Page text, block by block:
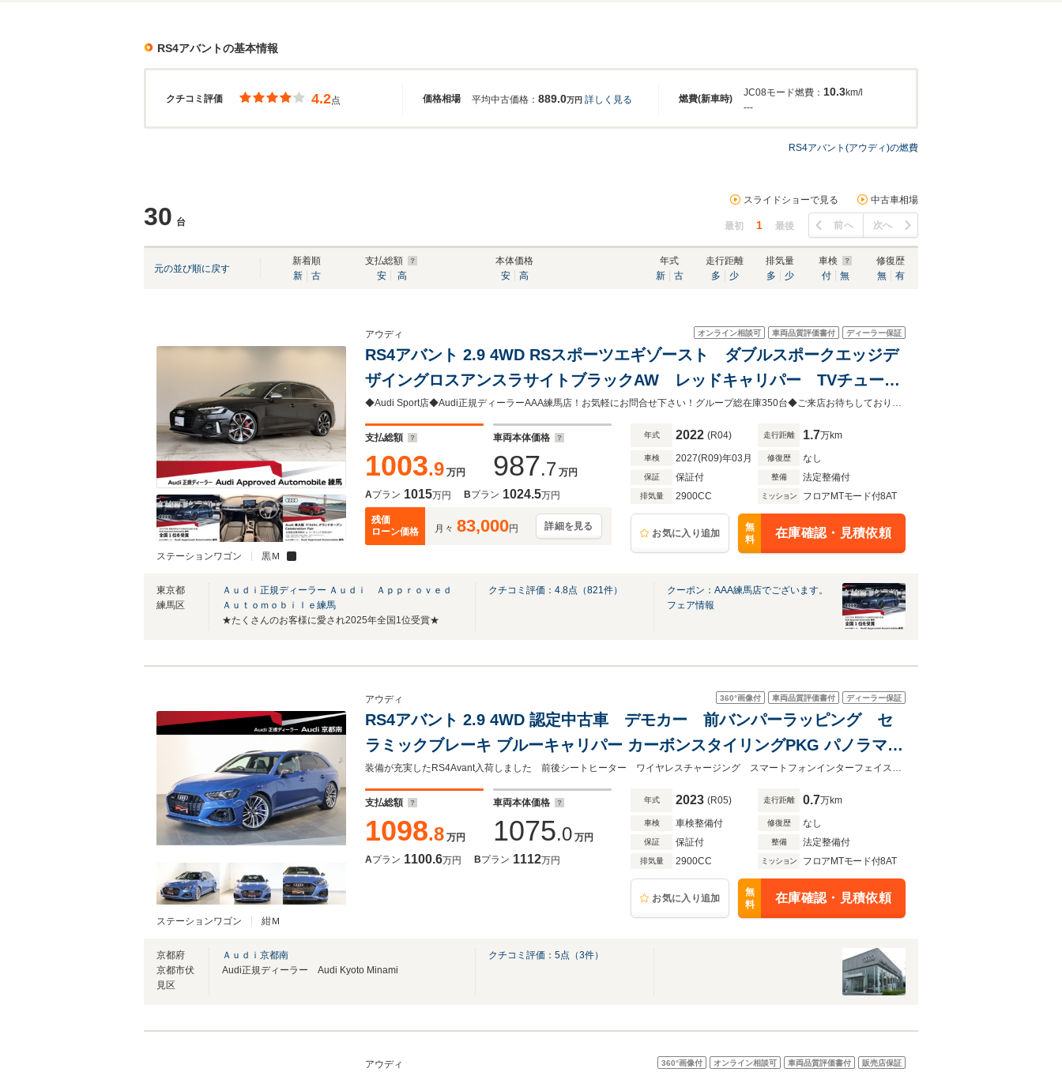
RS4アバントの基本情報
クチコミ評価 価格相場 燃費(新車時)
4.2点 平均中古価格： 889.0万円 詳しく見る
JC08モード燃費： 10.3km/l
---
RS4アバント(アウディ)の燃費
30 台
スライドショーで見る 中古車相場
最初 1 最後 前へ 次へ
元の並び順に戻す
新着順
新
古
支払総額
安
高
本体価格
安
高
年式
新
古
走行距離
多
少
排気量
多
少
車検
付
無
修復歴
無
有
ステーションワゴン 黒Ｍ
オンライン相談可 車両品質評価書付 ディーラー保証
アウディ
RS4アバント 2.9 4WD RSスポーツエギゾースト ダブルスポークエッジデ
ザイングロスアンスラサイトブラックAW レッドキャリパー TVチューナ
ー サラウンドビューカメラ スマートフォンワイヤレスチャージング 認
定中古車
◆Audi Sport店◆Audi正規ディーラーAAA練馬店！お気軽にお問合せ下さい！グループ総在庫350台◆ご来店お待ちしております◆東京都練馬区春日町2-5-22／有楽町線：平和台駅より700m
支払総額
1003.9 万円
車両本体価格
987.7 万円
Aプラン 1015万円 Bプラン 1024.5万円
残価
ローン価格
月々 83,000円 詳細を見る
年式 2022 (R04) 走行距離 1.7万km
車検 2027(R09)年03月 修復歴 なし
保証 保証付 整備 法定整備付
排気量 2900CC ミッション フロアMTモード付8AT
お気に入り追加
無
料
在庫確認・見積依頼
東京都
練馬区
Ａｕｄｉ正規ディーラー Ａｕｄｉ Ａｐｐｒｏｖｅｄ
Ａｕｔｏｍｏｂｉｌｅ練馬
★たくさんのお客様に愛され2025年全国1位受賞★
クチコミ評価： 4.8点（821件）
クーポン：AAA練馬店でございます。
フェア情報
ステーションワゴン 紺Ｍ
360°画像付 車両品質評価書付 ディーラー保証
アウディ
RS4アバント 2.9 4WD 認定中古車 デモカー 前バンパーラッピング セ
ラミックブレーキ ブルーキャリパー カーボンスタイリングPKG パノラマ
SR RSスポーツエキゾースト TVチューナー ヘッドアップディスプレイ プラ
イバシーガラス
装備が充実したRS4Avant入荷しました 前後シートヒーター ワイヤレスチャージング スマートフォンインターフェイス カーボンエンジンカバー＆ドアミラー 全国ご自宅お届け可能です
支払総額
1098.8 万円
車両本体価格
1075.0 万円
Aプラン 1100.6万円 Bプラン 1112万円
年式 2023 (R05) 走行距離 0.7万km
車検 車検整備付 修復歴 なし
保証 保証付 整備 法定整備付
排気量 2900CC ミッション フロアMTモード付8AT
お気に入り追加
無
料
在庫確認・見積依頼
京都府
京都市伏
見区
Ａｕｄｉ京都南
Audi正規ディーラー Audi Kyoto Minami
クチコミ評価： 5点（3件）
360°画像付 オンライン相談可 車両品質評価書付 販売店保証
アウディ